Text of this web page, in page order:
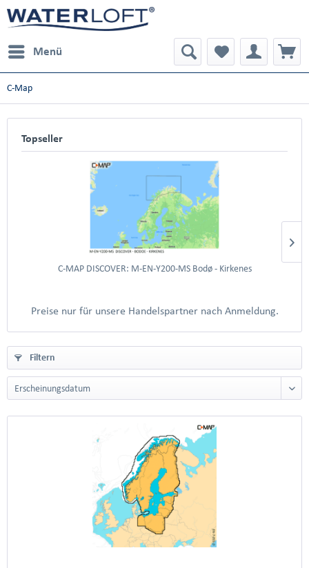
Menü
C-Map
Topseller
C-MAP DISCOVER: M-EN-Y200-MS Bodø - Kirkenes
Preise nur für unsere Handelspartner nach Anmeldung.
Filtern